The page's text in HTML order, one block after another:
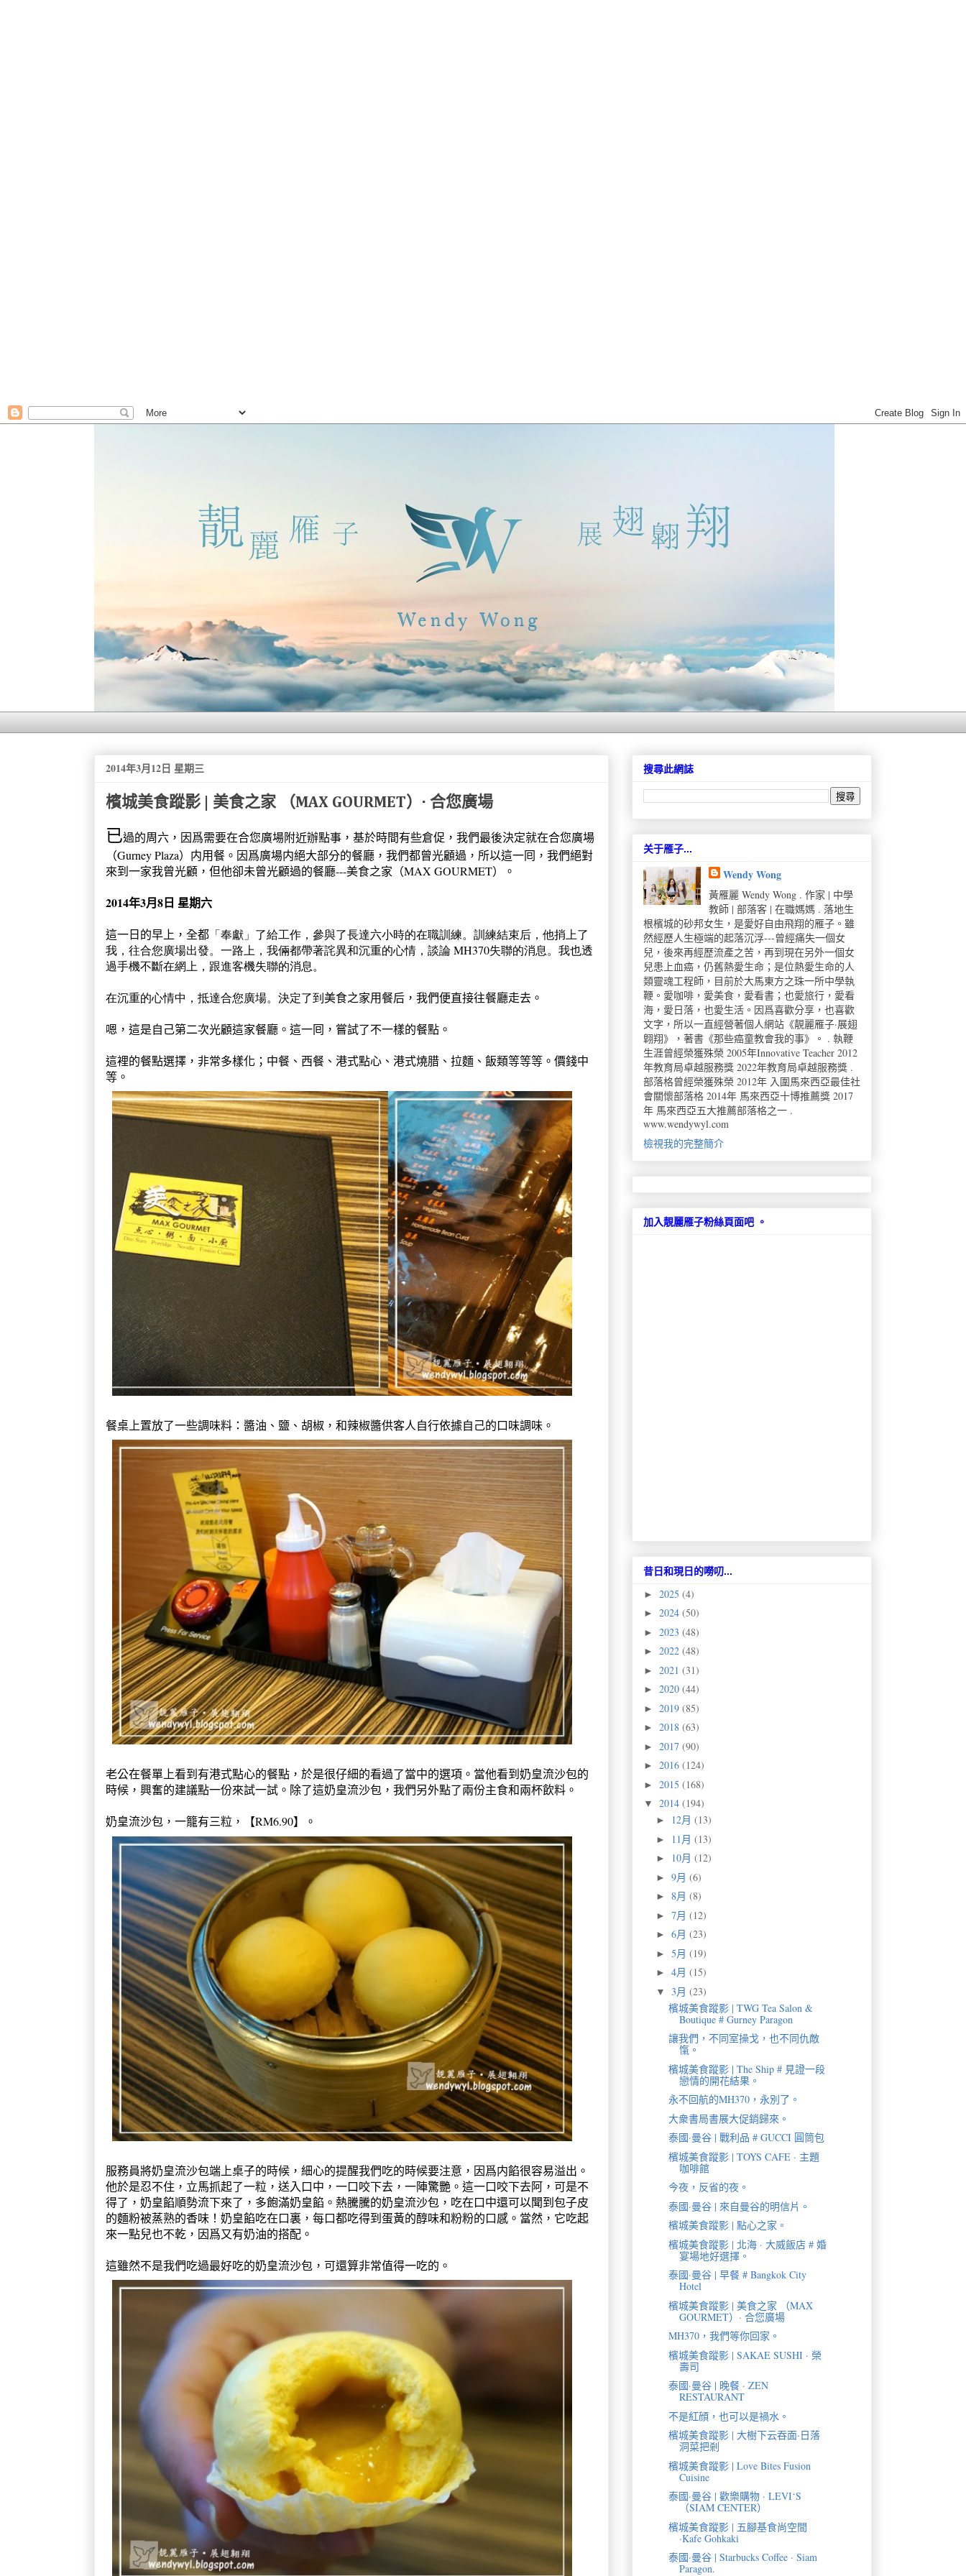
2014年3月12日 星期三
檳城美食蹤影 | 美食之家 （MAX GOURMET）· 合您廣場
已過的周六，因爲需要在合您廣場附近辦點事，基於時間有些倉促，我們最後決定就在合您廣場
（Gurney Plaza）内用餐。因爲廣場内絕大部分的餐廳，我們都曾光顧過，所以這一囘，我們絕對
來到一家我曾光顧，但他卻未曾光顧過的餐廳---美食之家（MAX GOURMET）。
2014年3月8日 星期六
這一日的早上，全都 「奉獻 」了給工作，參與了長達六小時的在職訓練。訓練結束后，他捎上了
我，往合您廣場出發。一路上，我倆都帶著詫異和沉重的心情，談論 MH370失聯的消息。我也透
過手機不斷在網上，跟進客機失聯的消息。
在沉重的心情中，抵達合您廣場。決定了到美食之家用餐后，我們便直接往餐廳走去。
嗯，這是自己第二次光顧這家餐廳。這一囘，嘗試了不一樣的餐點。
這裡的餐點選擇，非常多樣化；中餐、西餐、港式點心、港式燒腊、拉麵、飯類等等等。價錢中
等。
餐桌上置放了一些調味料：醬油、鹽、胡椒，和辣椒醬供客人自行依據自己的口味調味。
老公在餐單上看到有港式點心的餐點，於是很仔細的看過了當中的選項。當他看到奶皇流沙包的
時候，興奮的建議點一份來試一試。除了這奶皇流沙包，我們另外點了兩份主食和兩杯飲料。
奶皇流沙包，一籠有三粒， 【RM6.90】。
服務員將奶皇流沙包端上桌子的時候，細心的提醒我們吃的時候要注意，因爲内餡很容易溢出。
他於是忍不住，立馬抓起了一粒，送入口中，一口咬下去，一陣驚艷。這一口咬下去阿，可是不
得了，奶皇餡順勢流下來了，多飽滿奶皇餡。熱騰騰的奶皇流沙包，吃在口中還可以聞到包子皮
的麵粉被蒸熟的香味！奶皇餡吃在口裏，每口都吃得到蛋黃的醇味和粉粉的口感。當然，它吃起
來一點兒也不乾，因爲又有奶油的搭配。
這雖然不是我們吃過最好吃的奶皇流沙包，可還算非常值得一吃的。
搜尋此網誌
关于雁子...
Wendy Wong
黃雁麗 Wendy Wong . 作家 | 中學
教師 | 部落客 | 在職媽媽 . 落地生
根檳城的砂邦女生，是愛好自由飛翔的雁子。雖
然經歷人生極端的起落沉浮---曾經痛失一個女
兒，後來再經歷流產之苦，再到現在另外一個女
兒患上血癌，仍舊熱愛生命；是位熱愛生命的人
類靈魂工程師，目前於大馬東方之珠一所中學執
鞭。愛咖啡，愛美食，愛看書；也愛旅行，愛看
海，愛日落，也愛生活。因爲喜歡分享，也喜歡
文字，所以一直經營著個人網站《靚麗雁子·展翅
翺翔》，著書《那些癌童教會我的事》。 . 執鞭
生涯曾經榮獲殊榮 2005年Innovative Teacher 2012
年教育局卓越服務獎 2022年教育局卓越服務獎 .
部落格曾經榮獲殊榮 2012年 入圍馬來西亞最佳社
會關懷部落格 2014年 馬來西亞十博推薦獎 2017
年 馬來西亞五大推薦部落格之一 .
www.wendywyl.com
檢視我的完整簡介
加入靚麗雁子粉絲頁面吧 。
昔日和現日的嘮叨...
► 2025 (4)
► 2024 (50)
► 2023 (48)
► 2022 (48)
► 2021 (31)
► 2020 (44)
► 2019 (85)
► 2018 (63)
► 2017 (90)
► 2016 (124)
► 2015 (168)
▼ 2014 (194)
► 12月 (13)
► 11月 (13)
► 10月 (12)
► 9月 (6)
► 8月 (8)
► 7月 (12)
► 6月 (23)
► 5月 (19)
► 4月 (15)
▼ 3月 (23)
檳城美食蹤影 | TWG Tea Salon &
Boutique # Gurney Paragon
讓我們，不同室操戈，也不同仇敵
愾。
檳城美食蹤影 | The Ship # 見證一段
戀情的開花結果。
永不回航的MH370，永別了。
大衆書局書展大促銷歸來。
泰國·曼谷 | 戰利品 # GUCCI 圓筒包
檳城美食蹤影 | TOYS CAFE · 主題
咖啡館
今夜，反省的夜。
泰國·曼谷 | 來自曼谷的明信片。
檳城美食蹤影 | 點心之家。
檳城美食蹤影 | 北海 · 大威飯店 # 婚
宴場地好選擇。
泰國·曼谷 | 早餐 # Bangkok City
Hotel
檳城美食蹤影 | 美食之家 （MAX
GOURMET）· 合您廣場
MH370，我們等你回家。
檳城美食蹤影 | SAKAE SUSHI · 榮
壽司
泰國·曼谷 | 晚餐 · ZEN
RESTAURANT
不是紅顔，也可以是禍水。
檳城美食蹤影 | 大樹下云吞面·日落
洞菜把剎
檳城美食蹤影 | Love Bites Fusion
Cuisine
泰國·曼谷 | 歡樂購物 · LEVI‘S
（SIAM CENTER）
檳城美食蹤影 | 五腳基食尚空間
·Kafe Gohkaki
泰國·曼谷 | Starbucks Coffee · Siam
Paragon.